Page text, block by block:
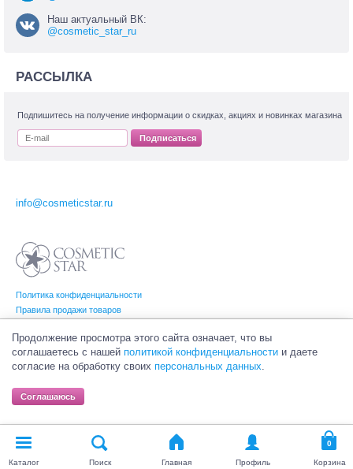
Наш актуальный ВК:
@cosmetic_star_ru
РАССЫЛКА
Подпишитесь на получение информации о скидках, акциях и новинках магазина
Подписаться
Политика конфиденциальности
Правила продажи товаров
info@cosmeticstar.ru
(Косметик Стар). Все права на товарные знаки принадлежат их законным
владельцам.
Каталог Поиск Главная Профиль Корзина
Продолжение просмотра этого сайта означает, что вы
соглашаетесь с нашей политикой конфиденциальности и даете
согласие на обработку своих персональных данных.
Соглашаюсь